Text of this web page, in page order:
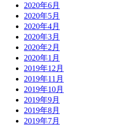
2020年6月
2020年5月
2020年4月
2020年3月
2020年2月
2020年1月
2019年12月
2019年11月
2019年10月
2019年9月
2019年8月
2019年7月